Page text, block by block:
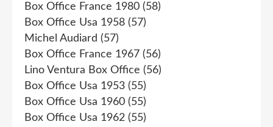
Box Office France 1980 (58)
Box Office Usa 1958 (57)
Michel Audiard (57)
Box Office France 1967 (56)
Lino Ventura Box Office (56)
Box Office Usa 1953 (55)
Box Office Usa 1960 (55)
Box Office Usa 1962 (55)